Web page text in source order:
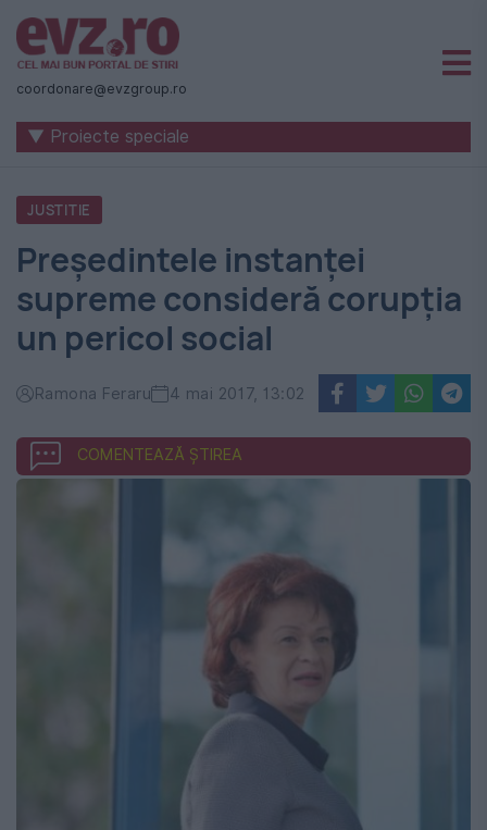
Știri
naționale
internaționale
România
-
Evenimentul
Zilei
coordonare@evzgroup.ro
▼ Proiecte speciale
JUSTITIE
Președintele instanței
supreme consideră corupția
un pericol social
Ramona Feraru 4 mai 2017, 13:02
COMENTEAZĂ ȘTIREA